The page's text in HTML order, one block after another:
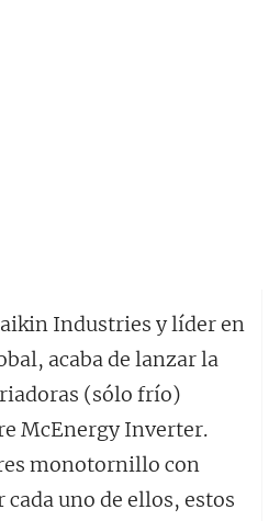
Industries y líder en
acaba de lanzar la
(sólo frío)
McEnergy Inverter.
monotornillo con
uno de ellos, estos